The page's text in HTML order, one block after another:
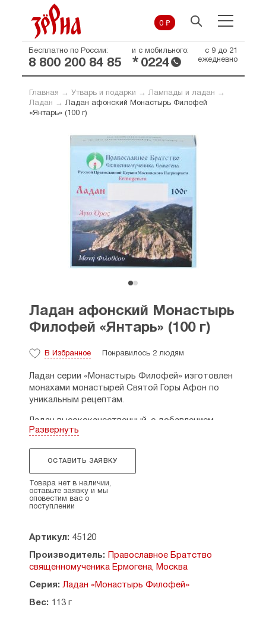
0 ₽
Бесплатно по России:
8 800 200 84 85
и с мобильного:
* 0224
с 9 до 21
ежедневно
Главная → Утварь и подарки → Лампады и ладан →
Ладан → Ладан афонский Монастырь Филофей
«Янтарь» (100 г)
Ладан афонский Монастырь
Филофей «Янтарь» (100 г)
В Избранное Понравилось 2 людям
Ладан серии «Монастырь Филофей» изготовлен
монахами монастырей Святой Горы Афон по
уникальным рецептам.
Ладан высококачественный, с добавлением
натуральных эфирных масел. Обладает
едкого дыма при сгорании.
0,7 х 1 см.
Страна производитель: Греция.
Развернуть
ОСТАВИТЬ ЗАЯВКУ
Товара нет в наличии,
оставьте заявку и мы
оповестим вас о
поступлении
Артикул: 45120
Производитель:
Православное Братство
священномученика Ермогена, Москва
Серия: Ладан «Монастырь Филофей»
Вес: 113 г